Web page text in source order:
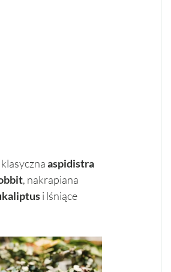
klasyczna aspidistra
, nakrapiana
i lśniące